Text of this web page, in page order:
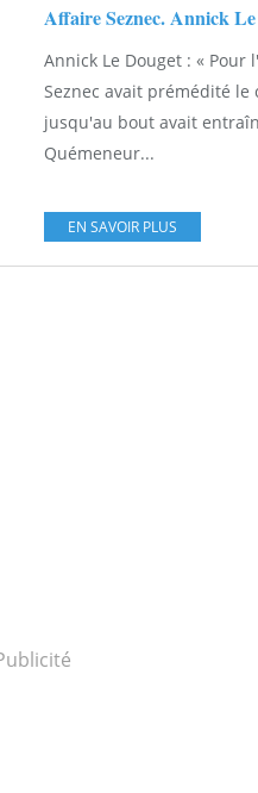
Annick Le Douget : « Pour
Seznec avait prémédité le
jusqu'au bout avait
Quémeneur...
EN SAVOIR PLUS